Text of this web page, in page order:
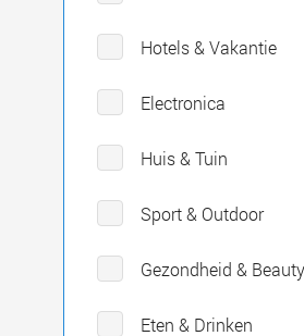
Hotels & Vakantie
Electronica
Huis & Tuin
Sport & Outdoor
Gezondheid & Beauty
Eten & Drinken